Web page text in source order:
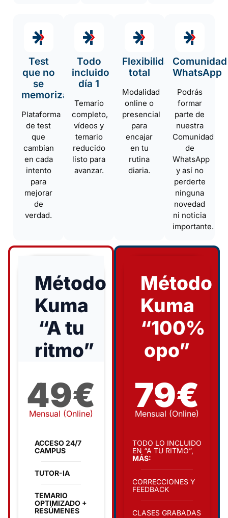
Test
que no
se
memorizan
Plataforma
de test
que
cambian
en cada
intento
para
mejorar
de
verdad.
Todo
incluido
día 1
Temario
completo,
vídeos y
temario
reducido
listo para
avanzar.
Flexibilidad
total
Modalidad
online o
presencial
para
encajar
en tu
rutina
diaria.
Comunidad
WhatsApp
Podrás
formar
parte de
nuestra
Comunidad
de
WhatsApp
y así no
perderte
ninguna
novedad
ni noticia
importante.
Método
Kuma
“A tu
ritmo”
49€
Mensual (Online)
ACCESO 24/7
CAMPUS
TUTOR-IA
TEMARIO
OPTIMIZADO +
RESÚMENES
Método
Kuma
“100%
opo”
79€
Mensual (Online)
TODO LO INCLUIDO
EN “A TU RITMO”,
MÁS:
CORRECCIONES Y
FEEDBACK
CLASES GRABADAS